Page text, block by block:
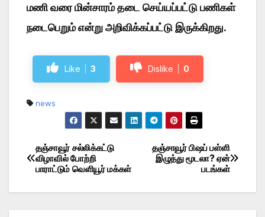
மணி வரை மின்சாரம் தடை செய்யப்பட்டு பணிகள்
நடைபெறும் என்று அறிவிக்கப்பட்டு இருக்கிறது.
Like 3 Dislike 0
news
Post
navigation
தஞ்சாவூர் பிஷப் பள்ளி
இழுத்து மூடலா? ஏன்
படங்கள்
தஞ்சாவூர் சல்லிக்கட்டு
விழாவில் போற்றி
பாராட்டும் வெளியூர் மக்கள்